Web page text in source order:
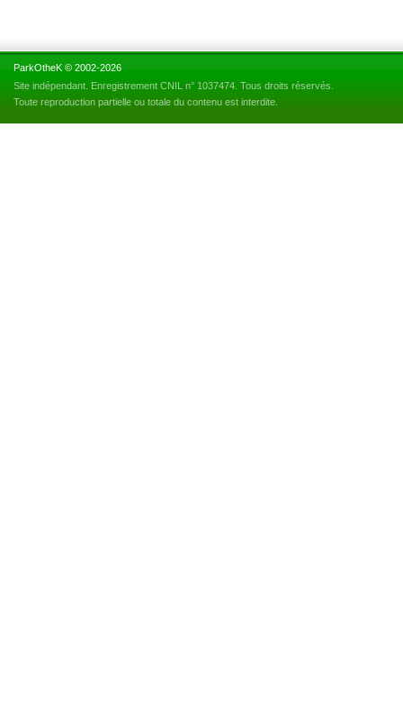
ParkOtheK © 2002-2026
Site indépendant. Enregistrement CNIL n° 1037474. Tous droits réservés.
Toute reproduction partielle ou totale du contenu est interdite.